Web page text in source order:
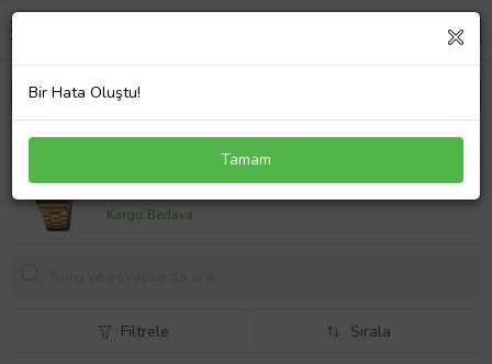
CASIO AQ-230GA-9BMQ ERKEK KOL SAATİ
4823,10 TL
Kargo Bedava
Filtrele Sırala
Bir Hata Oluştu!
Tamam